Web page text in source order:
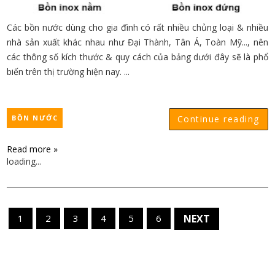
Các bồn nước dùng cho gia đình có rất nhiều chủng loại & nhiều
nhà sản xuất khác nhau như Đại Thành, Tân Á, Toàn Mỹ..., nên
các thông số kích thước & quy cách của bảng dưới đây sẽ là phổ
biến trên thị trường hiện nay. ...
Continue reading
BỒN NƯỚC
Read more »
loading...
1 2 3 4 5 6 NEXT